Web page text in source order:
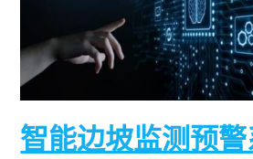
智能边坡监测预